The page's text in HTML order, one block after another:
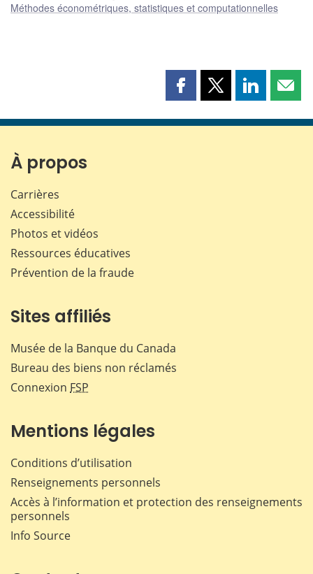
Méthodes économétriques, statistiques et computationnelles
Partager
page
Partager
page
Partager
page page
À propos
Carrières
Accessibilité
Photos et vidéos
Ressources éducatives
Prévention de la fraude
Sites affiliés
Musée de la Banque du Canada
Bureau des biens non réclamés
Connexion FSP
Mentions légales
Conditions d’utilisation
Renseignements personnels
Accès à l’information et protection des renseignements
personnels
Info Source